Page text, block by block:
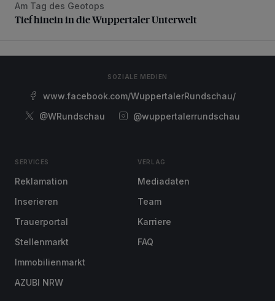
Tief hinein in die Wuppertaler Unterwelt
Am Tag des Geotops
Tief hinein in die Wuppertaler Unterwelt
SOZIALE MEDIEN
www.facebook.com/WuppertalerRundschau/
@WRundschau
@wuppertalerrundschau
SERVICES
Reklamation
Inserieren
Trauerportal
Stellenmarkt
Immobilienmarkt
AZUBI NRW
VERLAG
Mediadaten
Team
Karriere
FAQ